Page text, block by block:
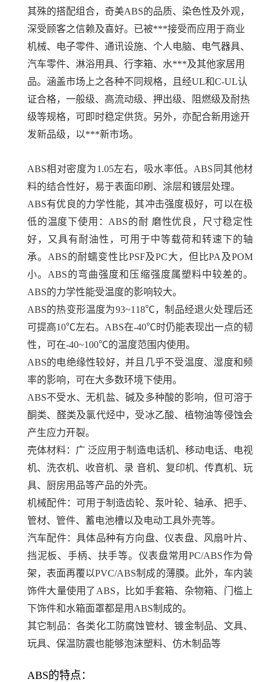
其殊的搭配组合，奇美ABS的品质、染色性及外观，
深受顾客之信赖及喜好。已被***接受而应用于商业
机械、电子零件、通讯设施、个人电脑、电气器具、
汽车零件、淋浴用具、行李箱、水***及其他家居用
品。涵盖市场上之各种不同规格，且经UL和C-UL认
证合格，一般级、高流动级、押出级、阻燃级及耐热
级等规格，可即时稳定供货。另外，亦配合新用途开
发新品级，以***新市场。
ABS相对密度为1.05左右，吸水率低。ABS同其他材
料的结合性好，易于表面印刷、涂层和镀层处理。
ABS有优良的力学性能，其冲击强度极好，可以在极
低的温度下使用：ABS的耐 磨性优良，尺寸稳定性
好，又具有耐油性，可用于中等载荷和转速下的轴
承。ABS的耐蠕变性比PSF及PC大，但比PA及POM
小。ABS的弯曲强度和压缩强度属塑料中较差的。
ABS的力学性能受温度的影响较大。
ABS的热变形温度为93~118℃，制品经退火处理后还
可提高10℃左右。ABS在-40℃时仍能表现出一点的韧
性，可在-40~100℃的温度范围内使用。
ABS的电绝缘性较好，并且几乎不受温度、湿度和频
率的影响，可在大多数环境下使用。
ABS不受水、无机盐、碱及多种酸的影响，但可溶于
酮类、醛类及氯代烃中，受冰乙酸、植物油等侵蚀会
产生应力开裂。
壳体材料：广 泛应用于制造电话机、移动电话、电视
机、洗衣机、收音机、录 音机、复印机、传真机、玩
具、厨房用品等产品的外壳。
机械配件：可用于制造齿轮、泵叶轮、轴承、把手、
管材、管件、蓄电池槽以及电动工具外壳等。
汽车配件：具体品种有方向盘、仪表盘、风扇叶片、
挡泥板、手柄、扶手等。仪表盘常用PC/ABS作为骨
架，表面再覆以PVC/ABS制成的薄膜。此外，车内装
饰件大量使用了ABS，比如手套箱、杂物箱、门槛上
下饰件和水箱面罩都是用ABS制成的。
其它制品：各类化工防腐蚀管材、镀金制品、文具、
玩具、保温防震也能够泡沫塑料、仿木制品等
ABS的特点：